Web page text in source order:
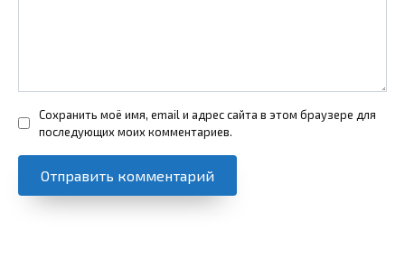
Сохранить моё имя, email и адрес сайта в этом браузере для
последующих моих комментариев.